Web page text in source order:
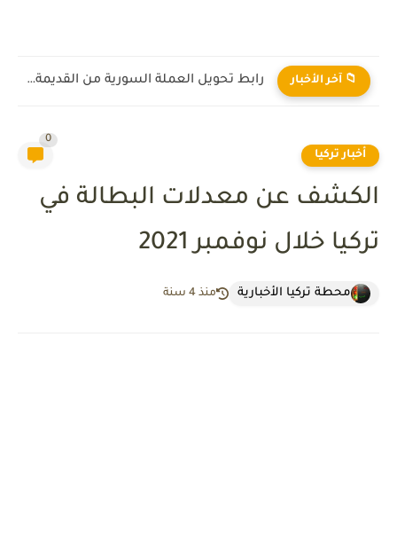
📁 آخر الأخبار رابط تحويل العملة السورية من القديمة إلى الجديدة 2026
أخبار تركيا
0
الكشف عن معدلات البطالة في
تركيا خلال نوفمبر 2021
محطة تركيا الأخبارية منذ 4 سنة